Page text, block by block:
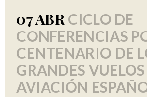
07 ABR CICLO DE
CONFERENCIAS
CENTENARIO DE
GRANDES
AVIACIÓN